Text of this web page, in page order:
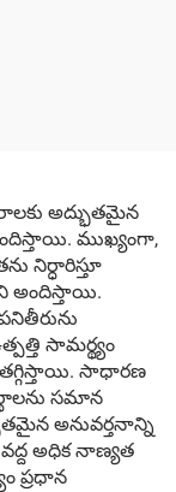
అద్భుతమైన
ముఖ్యంగా,
నిర్ధారిస్తూ
అందిస్తాయి.
సామర్థ్యం
సాధారణ
సమాన
అనువర్తనాన్ని
అధిక నాణ్యత
ప్రధాన